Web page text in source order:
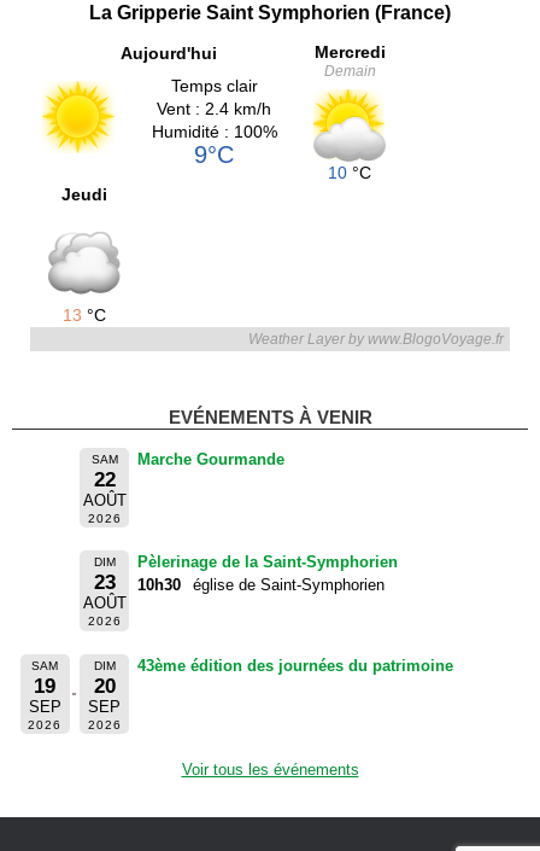
La Gripperie Saint Symphorien (France)
Aujourd'hui
Temps clair
Vent : 2.4 km/h
Humidité : 100%
9°C
Mercredi
Demain
10 °C
Jeudi
13 °C
Weather Layer by www.BlogoVoyage.fr
EVÉNEMENTS À VENIR
SAM
22
AOÛT
2026
Marche Gourmande
DIM
23
AOÛT
2026
Pèlerinage de la Saint-Symphorien
10h30
église de Saint-Symphorien
SAM
19
SEP
2026
DIM
20
SEP
2026
43ème édition des journées du patrimoine
Voir tous les événements